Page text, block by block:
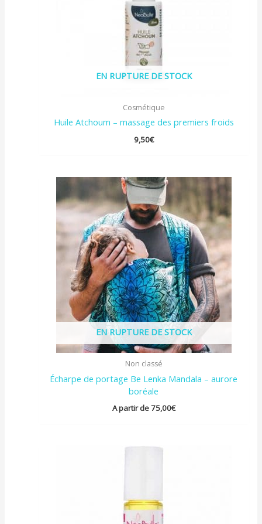
EN RUPTURE DE STOCK
Cosmétique
Huile Atchoum – massage des premiers froids
9,50€
EN RUPTURE DE STOCK
Non classé
Écharpe de portage Be Lenka Mandala – aurore
boréale
A partir de75,00€